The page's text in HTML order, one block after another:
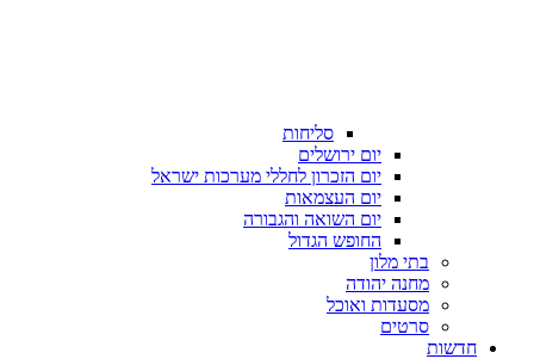
סליחות
יום ירושלים
יום הזכרון לחללי מערכות ישראל
יום העצמאות
יום השואה והגבורה
החופש הגדול
בתי מלון
מחנה יהודה
מסעדות ואוכל
סרטים
חדשות